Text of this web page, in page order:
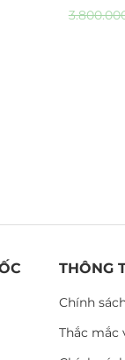
THÔNG
Chính
Thắc mắc